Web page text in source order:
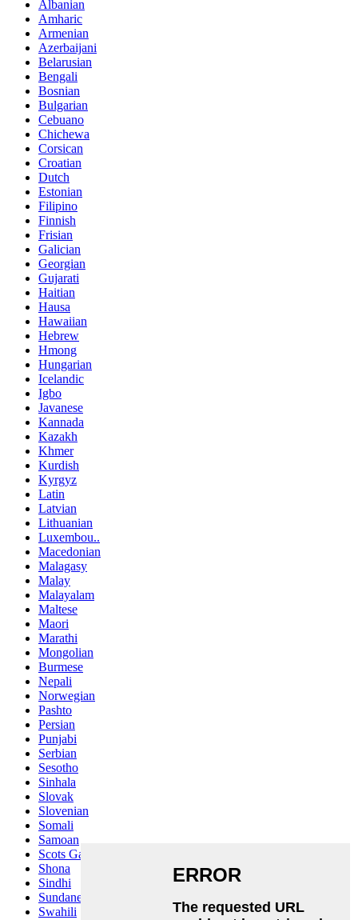
Albanian
Amharic
Armenian
Azerbaijani
Belarusian
Bengali
Bosnian
Bulgarian
Cebuano
Chichewa
Corsican
Croatian
Dutch
Estonian
Filipino
Finnish
Frisian
Galician
Georgian
Gujarati
Haitian
Hausa
Hawaiian
Hebrew
Hmong
Hungarian
Icelandic
Igbo
Javanese
Kannada
Kazakh
Khmer
Kurdish
Kyrgyz
Latin
Latvian
Lithuanian
Luxembou..
Macedonian
Malagasy
Malay
Malayalam
Maltese
Maori
Marathi
Mongolian
Burmese
Nepali
Norwegian
Pashto
Persian
Punjabi
Serbian
Sesotho
Sinhala
Slovak
Slovenian
Somali
Samoan
Scots Gaelic
Shona
Sindhi
Sundanese
Swahili